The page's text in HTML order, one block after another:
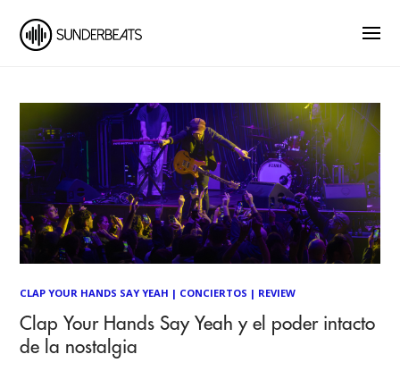
CLAP YOUR HANDS SAY YEAH | CONCIERTOS | REVIEW
Clap Your Hands Say Yeah y el poder intacto
de la nostalgia